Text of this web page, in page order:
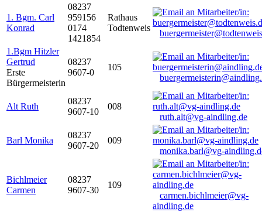
1. Bgm. Carl
Konrad
08237
959156
0174
1421854
Rathaus
Todtenweis
1.Bgm Hitzler
Gertrud
Erste
Bürgermeisterin
08237
9607-0
105
Alt Ruth
08237
9607-10
008
ruth.alt@vg-aindling.de
Barl Monika
08237
9607-20
009
monika.barl@vg-
Bichlmeier
Carmen
08237
9607-30
109
carmen.bichlmeier@vg-
aindling.de